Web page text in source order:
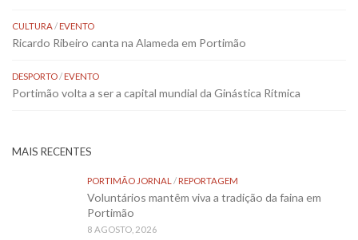
CULTURA/EVENTO
Ricardo Ribeiro canta na Alameda em Portimão
DESPORTO/EVENTO
Portimão volta a ser a capital mundial da Ginástica Rítmica
MAIS RECENTES
PORTIMÃO JORNAL /REPORTAGEM
Voluntários mantêm viva a tradição da faina em
Portimão
8 AGOSTO, 2026